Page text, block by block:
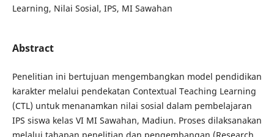
Learning, Nilai Sosial, IPS, MI Sawahan
Abstract
Penelitian ini bertujuan mengembangkan model pendidikan
karakter melalui pendekatan Contextual Teaching Learning
(CTL) untuk menanamkan nilai sosial dalam pembelajaran
IPS siswa kelas VI MI Sawahan, Madiun. Proses dilaksanakan